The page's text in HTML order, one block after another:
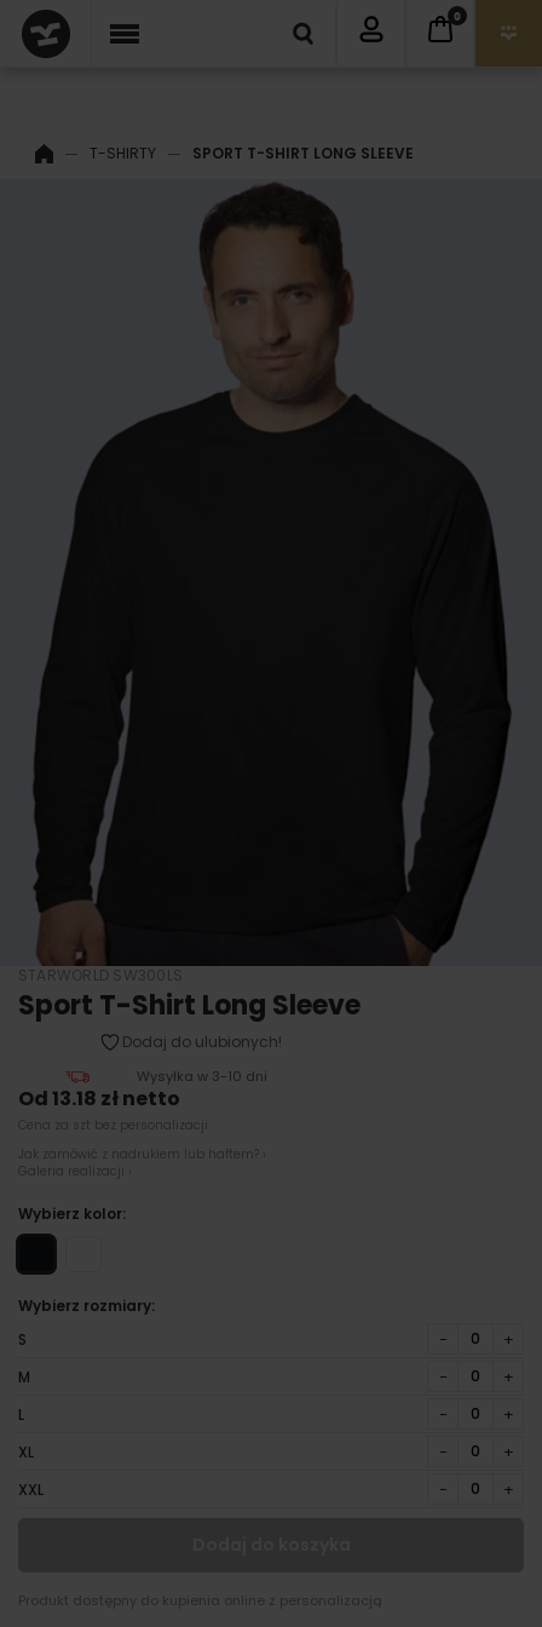
0
T-SHIRTY SPORT T-SHIRT LONG SLEEVE
STARWORLD SW300LS
Sport T-Shirt Long Sleeve
Dodaj do ulubionych!
Wysyłka w 3-10 dni
Od 13.18 zł netto
Cena za szt bez personalizacji
Jak zamówić z nadrukiem lub haftem? ›
Galeria realizacji ›
Wybierz kolor:
Wybierz rozmiary:
S
− +
M − +
L − +
XL − +
XXL − +
Produkt dostępny do kupienia online z personalizacją